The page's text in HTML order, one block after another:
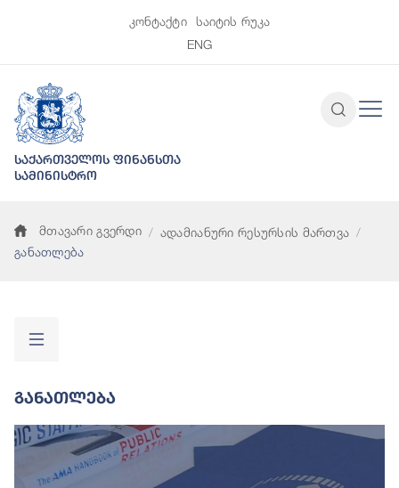
კონტაქტი
საიტის რუკა
ENG
საქართველოს ფინანსთა
სამინისტრო
მთავარი გვერდი
ადამიანური რესურსის მართვა
განათლება
Განათლება